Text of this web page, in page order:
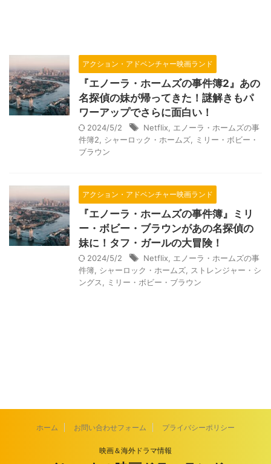
アクション・アドベンチャー映画ランド
『エノーラ・ホームズの事件簿2』あの
名探偵の妹が帰ってきた！謎解きもパ
ワーアップでさらに面白い！
2024/5/2 Netflix
エノーラ・ホームズの事
件簿2
シャーロック・ホームズ
ミリー・ボビー・
ブラウン
アクション・アドベンチャー映画ランド
『エノーラ・ホームズの事件簿』ミリ
ー・ボビー・ブラウンがあの名探偵の
妹に！タフ・ガールの大冒険！
2024/5/2 Netflix
エノーラ・ホームズの事
件簿 シャーロック・ホームズ
ストレンジャー・シ
ングス
ミリー・ボビー・ブラウン
ホーム お問い合わせフォーム プライバシーポリシー
映画＆海外ドラマ情報